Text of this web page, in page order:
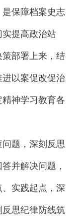
保障档案史志
提高政治站
部署上来，结
以案促改促治
神学习教育各
题，深刻反思
并解决问题，
实践起点，深
思纪律防线筑